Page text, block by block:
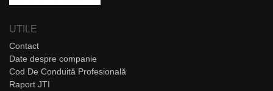
UTILE
Contact
Date despre companie
Cod De Conduită Profesională
Raport JTI